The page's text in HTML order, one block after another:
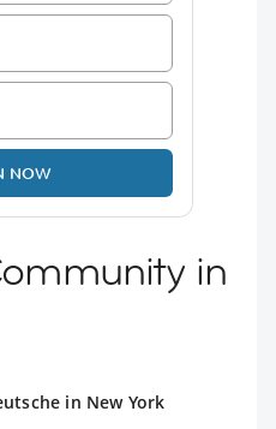
NOW
in
in New York